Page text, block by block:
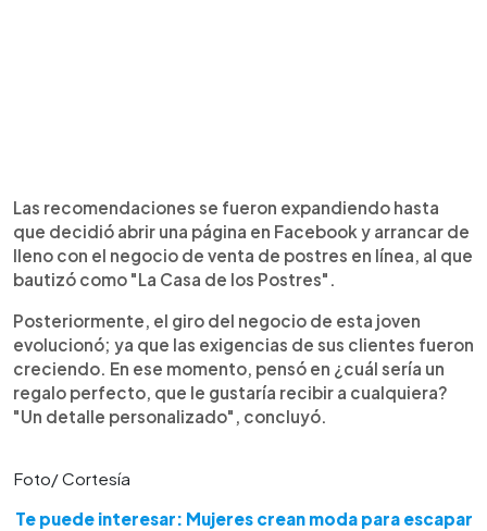
Las recomendaciones se fueron expandiendo hasta
que decidió abrir una página en Facebook y arrancar de
lleno con el negocio de venta de postres en línea, al que
bautizó como "La Casa de los Postres".
Posteriormente, el giro del negocio de esta joven
evolucionó; ya que las exigencias de sus clientes fueron
creciendo. En ese momento, pensó en ¿cuál sería un
regalo perfecto, que le gustaría recibir a cualquiera?
"Un detalle personalizado", concluyó.
Foto/ Cortesía
Te puede interesar: Mujeres crean moda para escapar